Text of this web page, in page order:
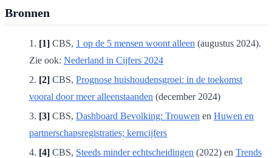
Bronnen
[1] CBS, 1 op de 5 mensen woont alleen (augustus 2024).
Zie ook: Nederland in Cijfers 2024
[2] CBS, Prognose huishoudensgroei: in de toekomst
vooral door meer alleenstaanden (december 2024)
[3] CBS, Dashboard Bevolking: Trouwen en Huwen en
partnerschapsregistraties; kerncijfers
[4] CBS, Steeds minder echtscheidingen (2022) en Trends